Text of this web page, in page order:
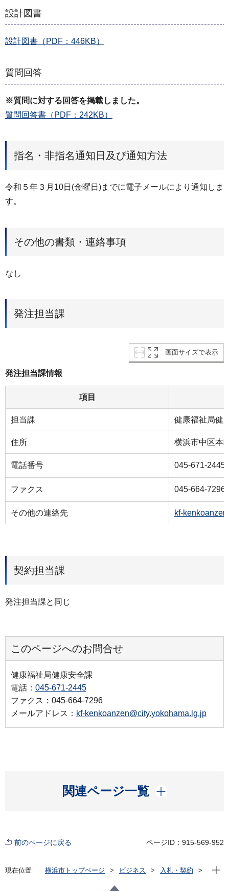
設計図書
設計図書（PDF：446KB）
質問回答
※質問に対する回答を掲載しました。
質問回答書（PDF：242KB）
指名・非指名通知日及び通知方法
令和５年３月10日(金曜日)までに電子メールにより通知しま
す。
その他の書類・連絡事項
なし
発注担当課
画面サイズで表示
発注担当課情報
項目
担当課 健康福祉局健
住所 横浜市中区本
電話番号 045-671-2445
ファクス 045-664-7296
その他の連絡先 kf-
契約担当課
発注担当課と同じ
このページへのお問合せ
健康福祉局健康安全課
電話： 045-671-2445
ファクス：045-664-7296
メールアドレス： kf-kenkoanzen@city.yokohama.lg.jp
関連ページ一覧
開く
前のページに戻る ページID：915-569-952
現在位置 横浜市トップページ ビジネス
入札・契約
現在